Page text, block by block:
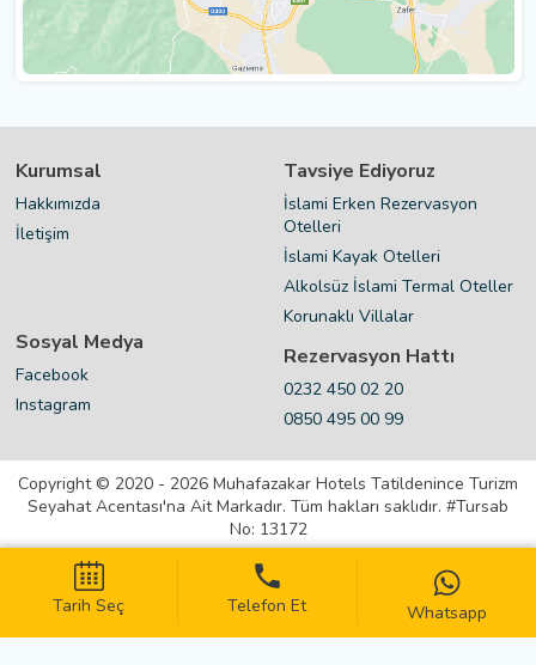
Tarih Seç Telefon Et Whatsapp
Kurumsal
Hakkımızda
İletişim
Tavsiye Ediyoruz
İslami Erken Rezervasyon
Otelleri
İslami Kayak Otelleri
Alkolsüz İslami Termal Oteller
Korunaklı Villalar
Sosyal Medya
Facebook
Instagram
Rezervasyon Hattı
0232 450 02 20
0850 495 00 99
Copyright © 2020 - 2026 Muhafazakar Hotels Tatildenince Turizm
Seyahat Acentası'na Ait Markadır. Tüm hakları saklıdır. #Tursab
No: 13172
Kişisel Verilerin Korunması
Kullanıcı Sözleşmesi